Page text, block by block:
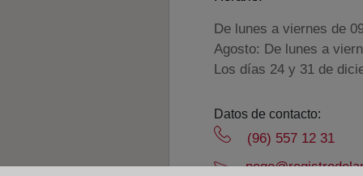
De lunes a viernes de
Agosto: De lunes a
Los días 24 y 31 de
Datos de contacto:
(96) 557 12 31